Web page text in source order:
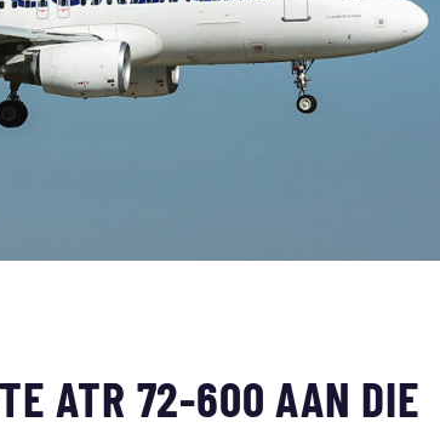
ATR 72-600 AAN DIE